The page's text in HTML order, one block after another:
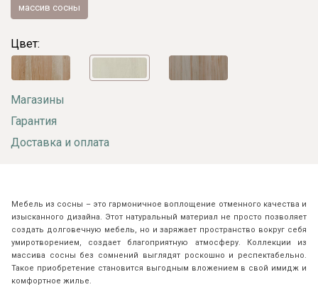
массив сосны
Цвет:
Магазины
Гарантия
Доставка и оплата
Мебель из сосны – это гармоничное воплощение отменного качества и
изысканного дизайна. Этот натуральный материал не просто позволяет
создать долговечную мебель, но и заряжает пространство вокруг себя
умиротворением, создает благоприятную атмосферу. Коллекции из
массива сосны без сомнений выглядят роскошно и респектабельно.
Такое приобретение становится выгодным вложением в свой имидж и
комфортное жилье.